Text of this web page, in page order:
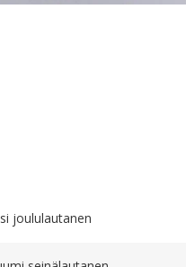
joululautanen